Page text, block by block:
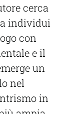
cerca
individui
con
e il
un
nel
in